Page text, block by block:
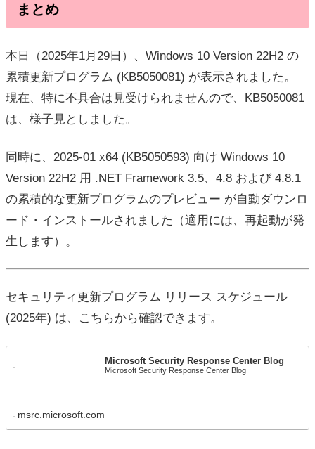
まとめ
本日（2025年1月29日）、Windows 10 Version 22H2 の
累積更新プログラム (KB5050081) が表示されました。
現在、特に不具合は見受けられませんので、KB5050081
は、様子見としました。
同時に、2025-01 x64 (KB5050593) 向け Windows 10
Version 22H2 用 .NET Framework 3.5、4.8 および 4.8.1
の累積的な更新プログラムのプレビュー が自動ダウンロ
ード・インストールされました（適用には、再起動が発
生します）。
セキュリティ更新プログラム リリース スケジュール
(2025年) は、こちらから確認できます。
Microsoft Security Response Center Blog
Microsoft Security Response Center Blog
msrc.microsoft.com